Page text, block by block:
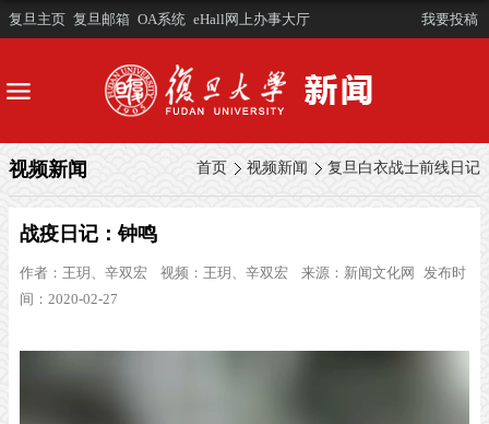
复旦主页 复旦邮箱 OA系统 eHall网上办事大厅 我要投稿
首页 视频新闻 复旦白衣战士前线日记
视频新闻
战疫日记：钟鸣
作者： 王玥、辛双宏 视频： 王玥、辛双宏 来源： 新闻文化网
发布时
间：2020-02-27